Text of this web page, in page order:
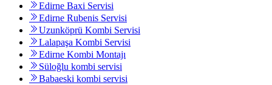
Edirne Baxi Servisi
Edirne Rubenis Servisi
Uzunköprü Kombi Servisi
Lalapaşa Kombi Servisi
Edirne Kombi Montajı
Süloğlu kombi servisi
Babaeski kombi servisi